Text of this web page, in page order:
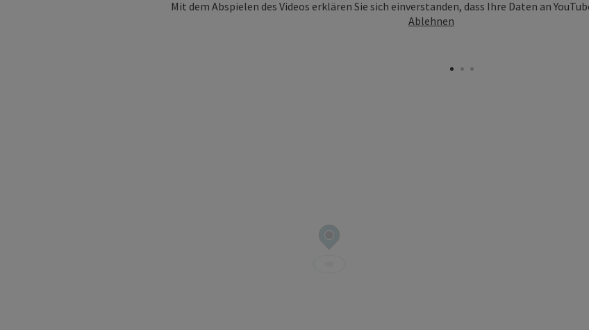
Mit dem Abspielen des Videos erklären Sie sich einverstanden, dass Ihre Daten an
Ablehnen